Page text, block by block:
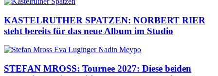
KASTELRUTHER SPATZEN: NORBERT RIER
steht bereits für das neue Album im Studio
STEFAN MROSS: Tournee 2027: Diese beiden